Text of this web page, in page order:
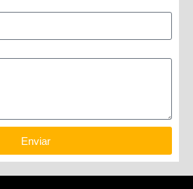
Enviar